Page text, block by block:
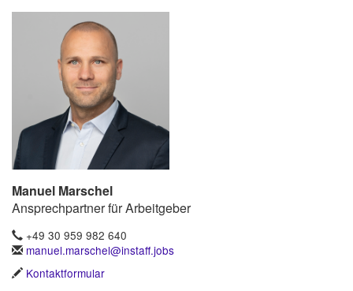
Manuel Marschel
Ansprechpartner für Arbeitgeber
+49 30 959 982 640
manuel.marschel@instaff.jobs
Kontaktformular